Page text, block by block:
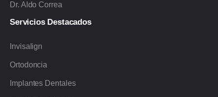
Dr. Aldo Correa
Servicios Destacados
Invisalign
Ortodoncia
Implantes Dentales